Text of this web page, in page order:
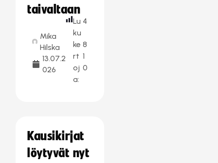
taivaltaan
Mika
Hilska
13.07.2
026
Lu
ku
ke
rt
oj
a:
4
8
1
0
Kausikirjat
löytyvät nyt